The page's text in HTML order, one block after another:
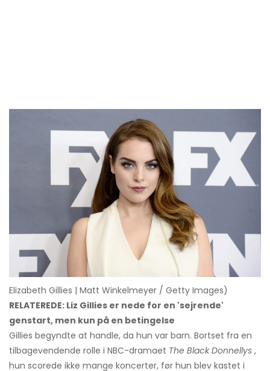
Elizabeth Gillies | Matt Winkelmeyer / Getty Images)
RELATEREDE: Liz Gillies er nede for en 'sejrende'
genstart, men kun på en betingelse
Gillies begyndte at handle, da hun var barn. Bortset fra en
tilbagevendende rolle i NBC-dramaet The Black Donnellys ,
hun scorede ikke mange koncerter, før hun blev kastet i